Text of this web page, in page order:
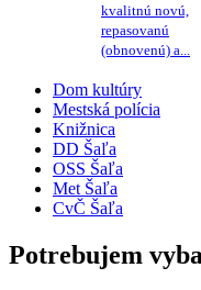
kvalitnú novú,
repasovanú
(obnovenú) a...
Dom kultúry
Mestská polícia
Knižnica
DD Šaľa
OSS Šaľa
Met Šaľa
CvČ Šaľa
Potrebujem